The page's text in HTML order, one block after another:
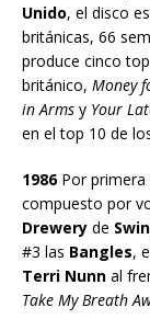
Unido, el disco
británicas, 66
produce cinco
británico, Money
in Arms y Your
en el top 10 de
1986Por primera
compuesto por
Drewery de
#3 las Bangles,
Terri Nunn al
Take My Breath